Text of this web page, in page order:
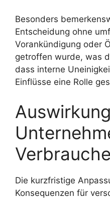
Besonders
Entscheidung ohne
Vorankündigung oder
getroffen wurde, was
dass interne
Einflüsse eine Rolle
Die kurzfristige
Konsequenzen für